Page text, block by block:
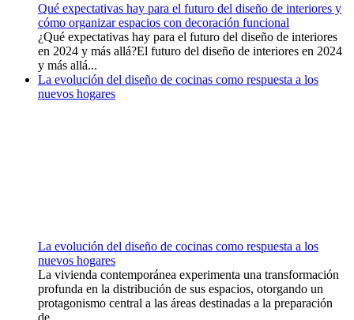
Qué expectativas hay para el futuro del diseño de interiores y
cómo organizar espacios con decoración funcional
¿Qué expectativas hay para el futuro del diseño de interiores
en 2024 y más allá?El futuro del diseño de interiores en 2024
y más allá...
La evolución del diseño de cocinas como respuesta a los
nuevos hogares
La evolución del diseño de cocinas como respuesta a los
nuevos hogares
La vivienda contemporánea experimenta una transformación
profunda en la distribución de sus espacios, otorgando un
protagonismo central a las áreas destinadas a la preparación
de...